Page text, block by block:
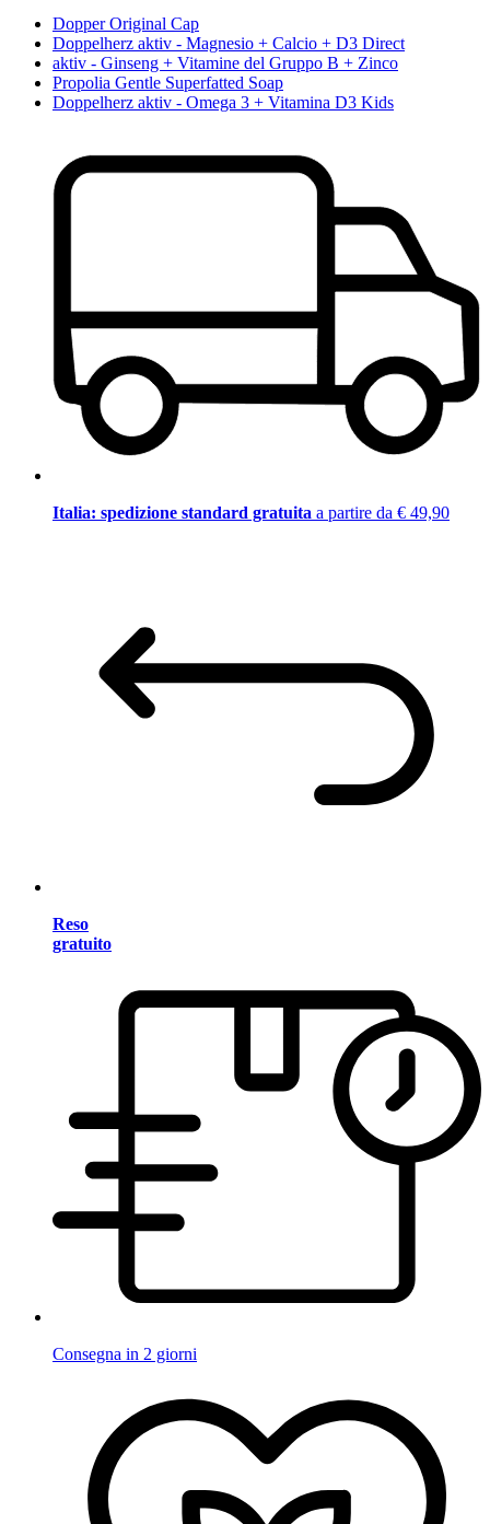
Dopper Original Cap
Doppelherz aktiv - Magnesio + Calcio + D3 Direct
aktiv - Ginseng + Vitamine del Gruppo B + Zinco
Propolia Gentle Superfatted Soap
Doppelherz aktiv - Omega 3 + Vitamina D3 Kids
Italia: spedizione standard gratuita a partire da € 49,90
Reso
gratuito
Consegna in 2 giorni